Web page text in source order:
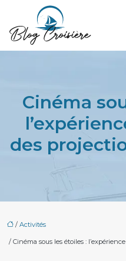
Cinéma
des
/ Activités
/ Cinéma sous les étoiles :